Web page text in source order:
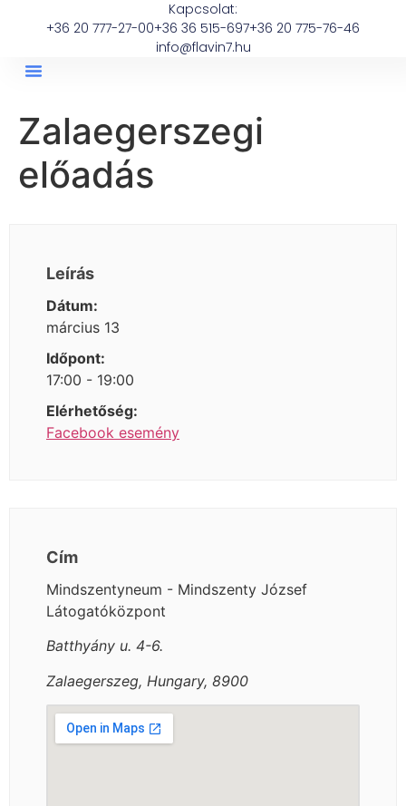
Kapcsolat:
+36 20 777-27-00+36 36 515-697+36 20 775-76-46
info@flavin7.hu
Zalaegerszegi
előadás
Leírás
Dátum:
március 13
Időpont:
17:00 - 19:00
Elérhetőség:
Facebook esemény
Cím
Mindszentyneum - Mindszenty József
Látogatóközpont
Batthyány u. 4-6.
Zalaegerszeg, Hungary, 8900